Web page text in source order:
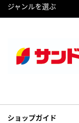
ジャンルを選ぶ
ショップガイド